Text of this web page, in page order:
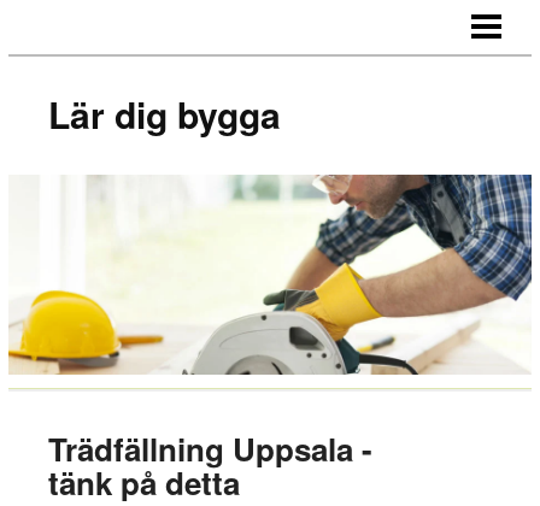
BYGG EGEN SÄNGGAVEL
BYGGA BORD AV LASTPALLAR
Lär dig bygga
Trädfällning Uppsala -
tänk på detta